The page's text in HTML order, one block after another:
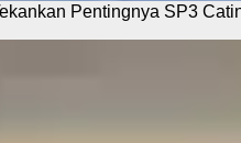
Pentingnya SP3